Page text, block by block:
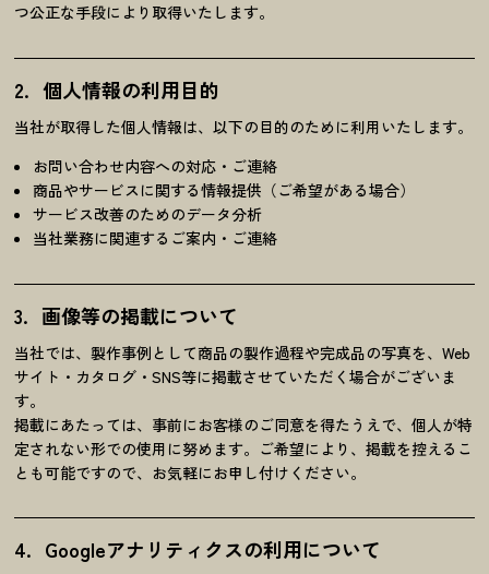
つ公正な手段により取得いたします。
個人情報の利用目的
当社が取得した個人情報は、以下の目的のために利用いたします。
お問い合わせ内容への対応・ご連絡
商品やサービスに関する情報提供（ご希望がある場合）
サービス改善のためのデータ分析
当社業務に関連するご案内・ご連絡
画像等の掲載について
当社では、製作事例として商品の製作過程や完成品の写真を、Web
サイト・カタログ・SNS等に掲載させていただく場合がございま
す。
掲載にあたっては、事前にお客様のご同意を得たうえで、個人が特
定されない形での使用に努めます。ご希望により、掲載を控えるこ
とも可能ですので、お気軽にお申し付けください。
Googleアナリティクスの利用について